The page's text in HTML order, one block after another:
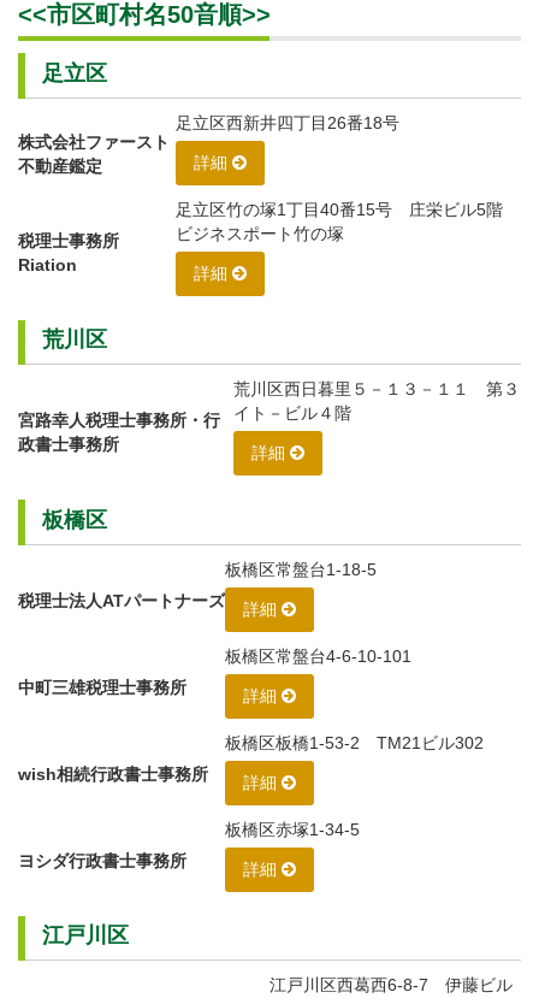
共
<<市区町村名50音順>>
足立区
株式会社ファースト
不動産鑑定
足立区西新井四丁目26番18号
詳細
税理士事務所
Riation
足立区竹の塚1丁目40番15号 庄栄ビル5階
ビジネスポート竹の塚
詳細
荒川区
宮路幸人税理士事務所・行
政書士事務所
荒川区西日暮里５－１３－１１ 第３
イト－ビル４階
詳細
板橋区
税理士法人ATパートナーズ
板橋区常盤台1-18-5
詳細
中町三雄税理士事務所
板橋区常盤台4-6-10-101
詳細
wish相続行政書士事務所
板橋区板橋1-53-2 TM21ビル302
詳細
ヨシダ行政書士事務所
板橋区赤塚1-34-5
詳細
江戸川区
江戸川区西葛西6-8-7 伊藤ビル